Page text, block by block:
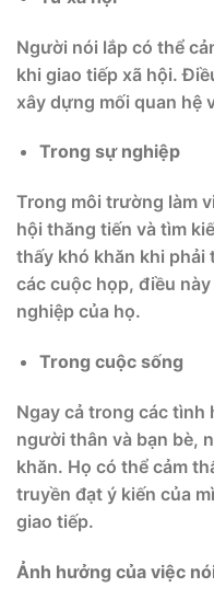
Người nói lắp có thể
khi giao tiếp xã hội.
xây dựng mối quan hệ
Trong sự nghiệp
Trong môi trường làm
hội thăng tiến và tìm
thấy khó khăn khi phải
các cuộc họp, điều
nghiệp của họ.
Trong cuộc sống
Ngay cả trong các tình
người thân và bạn bè,
khăn. Họ có thể cảm
truyền đạt ý kiến của
giao tiếp.
Ảnh hưởng của việc